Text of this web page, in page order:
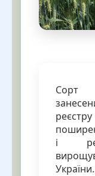
Сорт
і
України.